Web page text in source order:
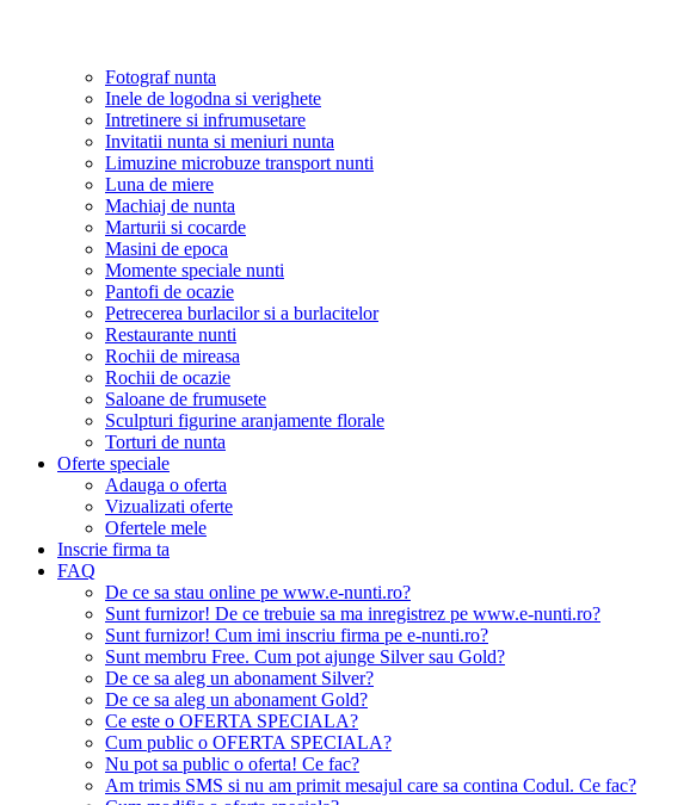
Fotograf nunta
Inele de logodna si verighete
Intretinere si infrumusetare
Invitatii nunta si meniuri nunta
Limuzine microbuze transport nunti
Luna de miere
Machiaj de nunta
Marturii si cocarde
Masini de epoca
Momente speciale nunti
Pantofi de ocazie
Petrecerea burlacilor si a burlacitelor
Restaurante nunti
Rochii de mireasa
Rochii de ocazie
Saloane de frumusete
Sculpturi figurine aranjamente florale
Torturi de nunta
Oferte speciale
Adauga o oferta
Vizualizati oferte
Ofertele mele
Inscrie firma ta
FAQ
De ce sa stau online pe www.e-nunti.ro?
Sunt furnizor! De ce trebuie sa ma inregistrez pe www.e-nunti.ro?
Sunt furnizor! Cum imi inscriu firma pe e-nunti.ro?
Sunt membru Free. Cum pot ajunge Silver sau Gold?
De ce sa aleg un abonament Silver?
De ce sa aleg un abonament Gold?
Ce este o OFERTA SPECIALA?
Cum public o OFERTA SPECIALA?
Nu pot sa public o oferta! Ce fac?
Am trimis SMS si nu am primit mesajul care sa contina Codul. Ce fac?